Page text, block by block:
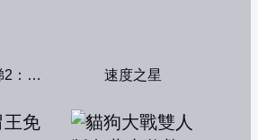
小朋友下樓梯2：中文版 速度之星